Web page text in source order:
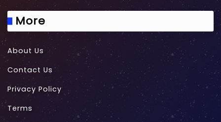
More
About Us
Contact Us
Privacy Policy
Terms